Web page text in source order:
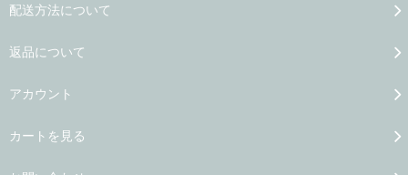
配送方法について
返品について
アカウント
カートを見る